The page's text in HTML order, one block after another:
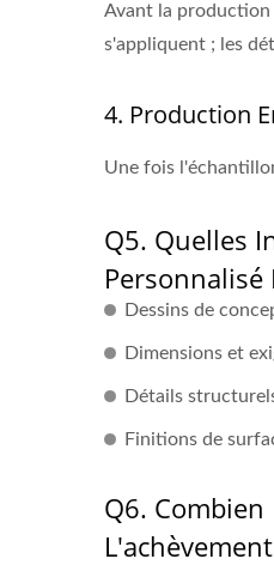
Avant la production
s'appliquent ; les
4. Production
Une fois
Q5. Quelles
Personnalisé
Dessins de
Dimensions et
Détails
Finitions de
Q6.